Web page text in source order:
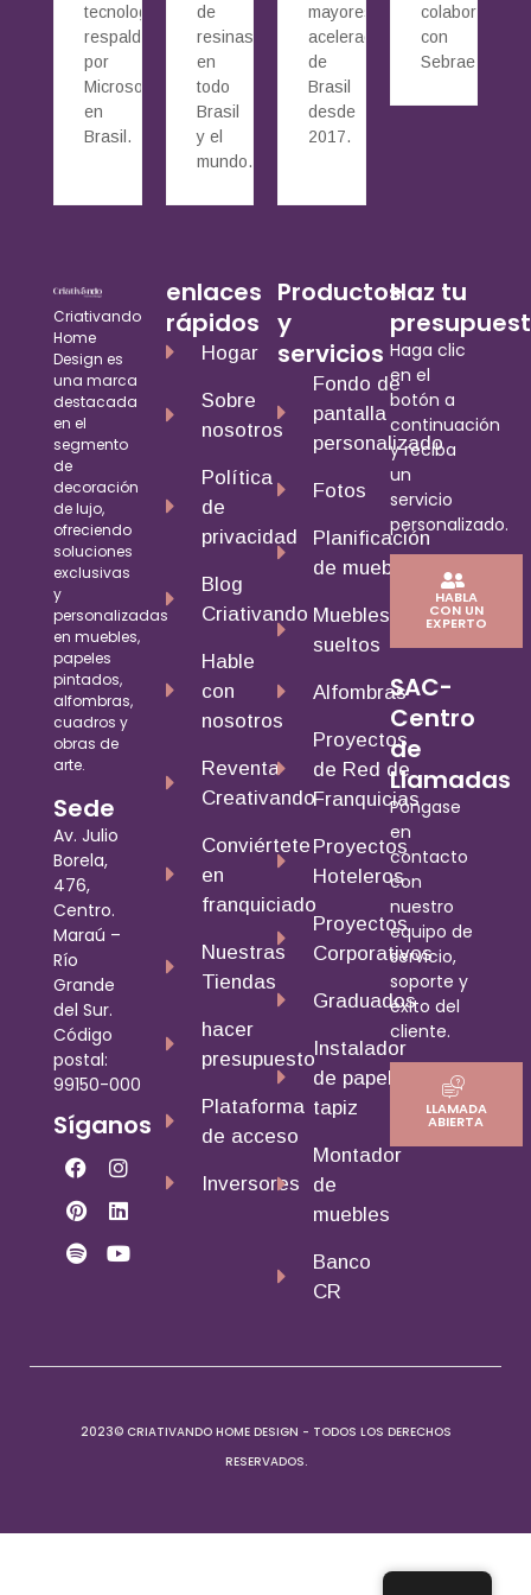
Criativando
Home
Design es
una marca
destacada
en el
segmento
de
decoración
de lujo,
ofreciendo
soluciones
exclusivas
y
personalizadas
en muebles,
papeles
pintados,
alfombras,
cuadros y
obras de
arte.
Sede
Av. Julio
Borela,
476,
Centro.
Maraú –
Río
Grande
del Sur.
Código
postal:
99150-000
Síganos
enlaces
rápidos
Hogar
Sobre
nosotros
Política
de
privacidad
Blog
Criativando
Hable
con
nosotros
Reventa
Creativando
Conviértete
en
franquiciado
Nuestras
Tiendas
hacer
presupuesto
Plataforma
de acceso
Inversores
Productos
y
servicios
Fondo de
pantalla
personalizado
Fotos
Planificación
de muebles
Muebles
sueltos
Alfombras
Proyectos
de Red de
Franquicias
Proyectos
Hoteleros
Proyectos
Corporativos
Graduados
Instalador
de papel
tapiz
Montador
de
muebles
Banco
CR
Haz tu
Haga clic
en el
botón a
continuación
y reciba
un
servicio
personalizado.
HABLA
CON UN
EXPERTO
SAC-
Centro
de
Llamadas
Póngase
en
contacto
con
nuestro
equipo de
servicio,
soporte y
éxito del
cliente.
LLAMADA
ABIERTA
tecnología
respaldadas
por
Microsoft
en
Brasil.
de
resinas
en
todo
Brasil
y el
mundo.
mayores
aceleradoras
de
Brasil
desde
2017.
colaboración
con
Sebrae.
2023© CRIATIVANDO HOME DESIGN - TODOS LOS DERECHOS
RESERVADOS.